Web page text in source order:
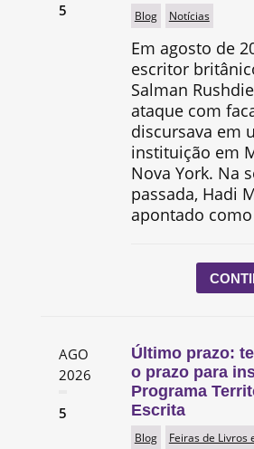
5 Blog Notícias
Em agosto de
escritor
Salman
ataque com
discursava em
instituição em
Nova York. Na
passada, Hadi
apontado
AGO
2026
5
Último prazo:
o prazo para
Programa
Escrita
Blog Feiras de Livros